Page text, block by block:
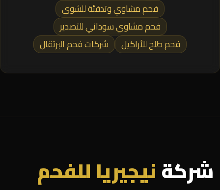
فحم مشاوي وتدفئة للشوي
فحم مشاوي سوداني للتصدير
فحم طلح للأراكيل
شركات فحم البرتقال
شركةنيجيريا للفحم